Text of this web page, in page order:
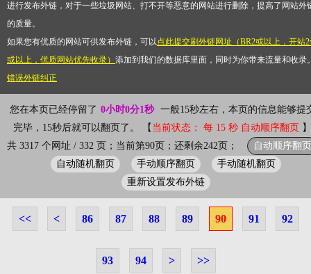
进行发布外链，对于一些垃圾网站、打不开等恶意的网站进行删除，提高了网站外
的质量。
如果您有优质的网站可供发布外链，可以点此提交刷外链网址（BR2或以上，开站
或以上，优质网站优先收录） 添加到我们的数据库里面，同时为你带来流量和收录
错误外链纠正
您在本页已经停留了 0小时0分1秒
一般15秒左右，本页的信息能够提
完毕，15秒后就可以翻页了。 【 当前状态： 每 15 秒 自动顺序翻页 】
共 3317 个网址 / 332 页；当前第90页；还剩余242页；
自动顺序翻页
自动随机翻页
手动顺序翻页
手动随机翻页
重新设置发布外链
<< < 86 87 88 89 90 91 92
93 94 > >>